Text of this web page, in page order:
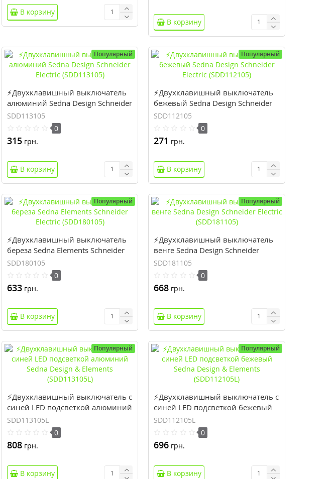
В корзину
В корзину
Популярный
⚡Двухклавишный выключатель
алюминий Sedna Design Schneider
Electric (SDD113105)
SDD113105
0
315грн.
В корзину
Популярный
⚡Двухклавишный выключатель
бежевый Sedna Design Schneider
Electric (SDD112105)
SDD112105
0
271 грн.
В корзину
Популярный
⚡Двухклавишный выключатель
береза Sedna Elements Schneider
Electric (SDD180105)
SDD180105
0
633грн.
В корзину
Популярный
⚡Двухклавишный выключатель
венге Sedna Design Schneider
Electric (SDD181105)
SDD181105
0
668 грн.
В корзину
Популярный
⚡Двухклавишный выключатель с
синей LED подсветкой алюминий
Sedna Design & Elements
(SDD113105L)
SDD113105L
0
808грн.
В корзину
Популярный
⚡Двухклавишный выключатель с
синей LED подсветкой бежевый
Sedna Design & Elements
(SDD112105L)
SDD112105L
0
696 грн.
В корзину